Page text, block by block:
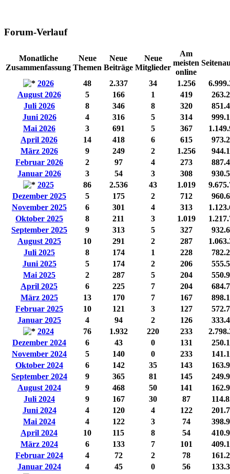
Forum-Verlauf
Monatliche
Zusammenfassung
Neue
Themen
Neue
Beiträge
Neue
Mitglieder
Am
meisten
online
2026 48 2.337 34 1.256
August 2026
5 166 1 419
Juli 2026
8 346 8 320
Juni 2026
4 316 5 314
Mai 2026
3 691 5 367
April 2026
14 418 6 615
März 2026
9 249 2 1.256
Februar 2026
2 97 4 273
Januar 2026
3 54 3 308
2025
86 2.536 43 1.019
Dezember 2025
5 175 2 712
November 2025
6 301 4 313
Oktober 2025
8 211 3 1.019
September 2025
9 313 5 327
August 2025
10 291 2 287
Juli 2025
8 174 1 228
Juni 2025
5 174 2 206
Mai 2025
2 287 5 204
April 2025
6 225 7 204
März 2025
13 170 7 167
Februar 2025
10 121 3 127
Januar 2025
4 94 2 126
2024
76 1.932 220 233
Dezember 2024
6 43 0 131
November 2024
5 140 0 233
Oktober 2024
6 142 35 143
September 2024
9 365 81 145
August 2024
9 468 50 141
Juli 2024
9 167 30 87
Juni 2024
4 120 4 122
Mai 2024
4 122 3 74
April 2024
10 115 8 54
März 2024
6 133 7 101
Februar 2024
4 72 2 78
Januar 2024
4 45 0 56